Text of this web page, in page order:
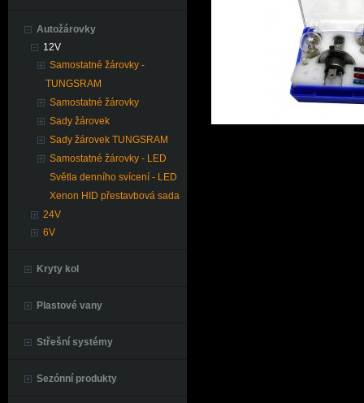
Autožárovky
12V
Samostatné žárovky -
TUNGSRAM
Samostatné žárovky
Sady žárovek
Sady žárovek TUNGSRAM
Samostatné žárovky - LED
Světla denního svícení - LED
Xenon HID přestavbová sada
24V
6V
Kryty kol
Plastové vany
Střešní systémy
Sezónní produkty